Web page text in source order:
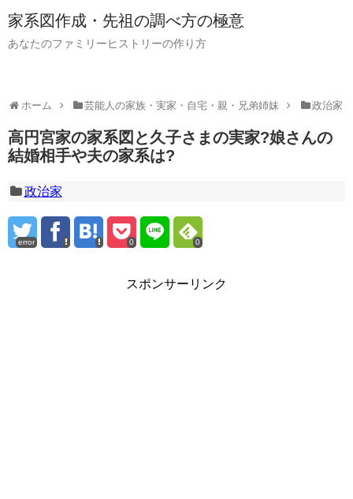
家系図作成・先祖の調べ方の極意
あなたのファミリーヒストリーの作り方
ホーム 芸能人の家族・実家・自宅・親・兄弟姉妹 政治家
高円宮家の家系図と久子さまの実家?娘さんの
結婚相手や夫の家系は?
政治家
error 0 0
スポンサーリンク